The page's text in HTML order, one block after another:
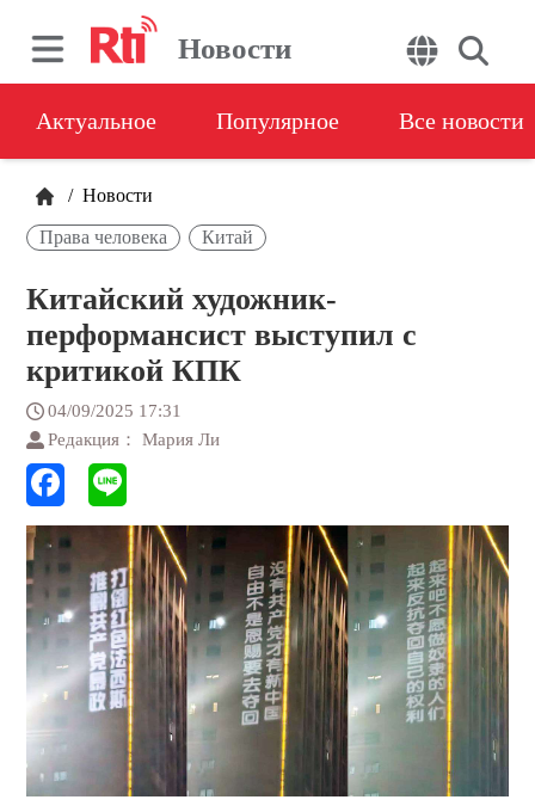
Новости
Актуальное Популярное Все новости
/ Новости
Права человека Китай
Китайский художник-
перформансист выступил с
критикой КПК
04/09/2025 17:31
Редакция： Мария Ли